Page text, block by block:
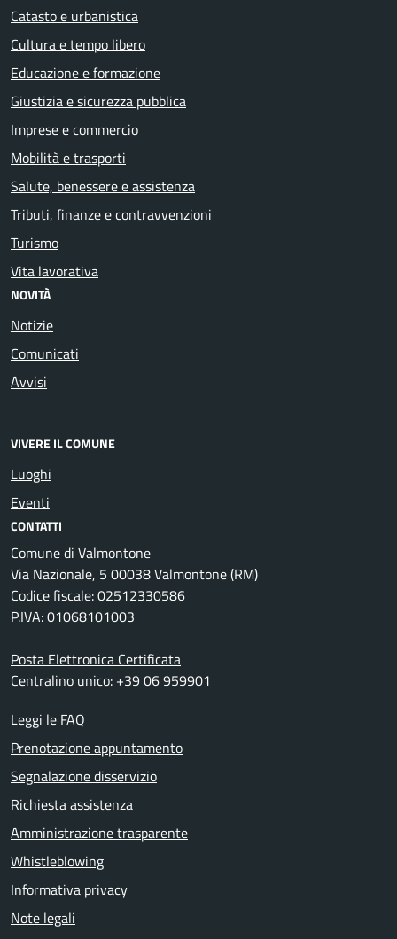
Catasto e urbanistica
Cultura e tempo libero
Educazione e formazione
Giustizia e sicurezza pubblica
Imprese e commercio
Mobilità e trasporti
Salute, benessere e assistenza
Tributi, finanze e contravvenzioni
Turismo
Vita lavorativa
NOVITÀ
Notizie
Comunicati
Avvisi
VIVERE IL COMUNE
Luoghi
Eventi
CONTATTI
Comune di Valmontone
Via Nazionale, 5 00038 Valmontone (RM)
Codice fiscale: 02512330586
P.IVA: 01068101003
Posta Elettronica Certificata
Centralino unico: +39 06 959901
Leggi le FAQ
Prenotazione appuntamento
Segnalazione disservizio
Richiesta assistenza
Amministrazione trasparente
Whistleblowing
Informativa privacy
Note legali